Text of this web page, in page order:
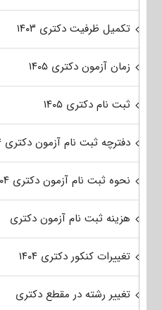
تکمیل ظرفیت دکتری ۱۴۰۳
زمان آزمون دکتری ۱۴۰۵
ثبت نام دکتری ۱۴۰۵
دفترچه ثبت نام آزمون دکتری ۱۴۰۴
نحوه ثبت نام آزمون دکتری ۱۴۰۴
هزینه ثبت نام آزمون دکتری
تغییرات کنکور دکتری ۱۴۰۴
تغییر رشته در مقطع دکتری